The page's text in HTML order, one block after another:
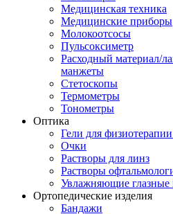
Медицинская техника
Медицинские приборы
Молокоотсосы
Пульсоксиметр
Расходный материал/
манжеты
Стетоскопы
Термометры
Тонометры
Оптика
Гели для
Очки
Растворы для линз
Растворы
Увлажняющие глазные
Ортопедические изделия
Бандажи